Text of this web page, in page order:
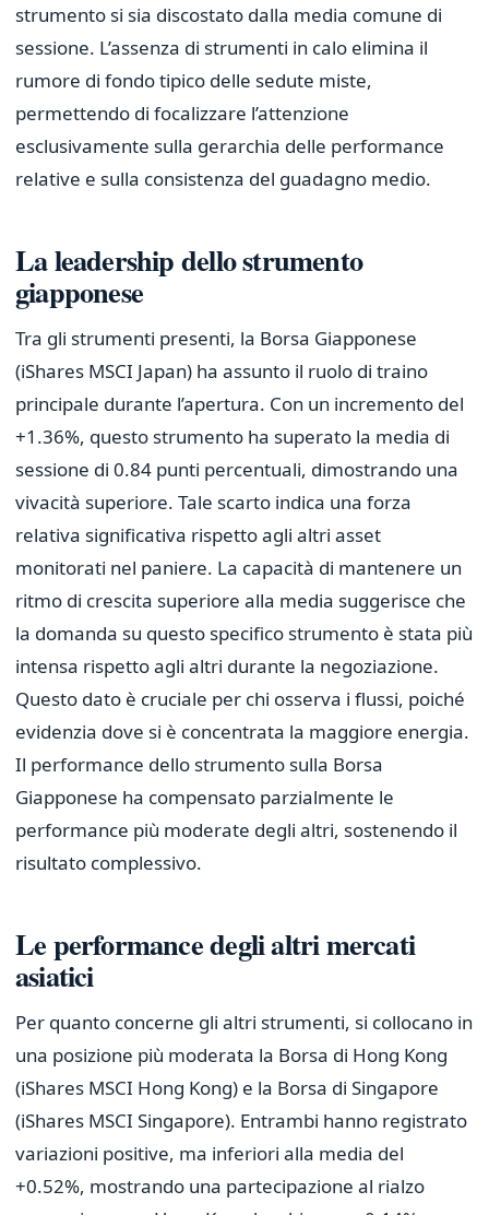
strumento si sia discostato dalla media comune di
sessione. L’assenza di strumenti in calo elimina il
rumore di fondo tipico delle sedute miste,
permettendo di focalizzare l’attenzione
esclusivamente sulla gerarchia delle performance
relative e sulla consistenza del guadagno medio.
La leadership dello strumento
giapponese
Tra gli strumenti presenti, la Borsa Giapponese
(iShares MSCI Japan) ha assunto il ruolo di traino
principale durante l’apertura. Con un incremento del
+1.36%, questo strumento ha superato la media di
sessione di 0.84 punti percentuali, dimostrando una
vivacità superiore. Tale scarto indica una forza
relativa significativa rispetto agli altri asset
monitorati nel paniere. La capacità di mantenere un
ritmo di crescita superiore alla media suggerisce che
la domanda su questo specifico strumento è stata più
intensa rispetto agli altri durante la negoziazione.
Questo dato è cruciale per chi osserva i flussi, poiché
evidenzia dove si è concentrata la maggiore energia.
Il performance dello strumento sulla Borsa
Giapponese ha compensato parzialmente le
performance più moderate degli altri, sostenendo il
risultato complessivo.
Le performance degli altri mercati
asiatici
Per quanto concerne gli altri strumenti, si collocano in
una posizione più moderata la Borsa di Hong Kong
(iShares MSCI Hong Kong) e la Borsa di Singapore
(iShares MSCI Singapore). Entrambi hanno registrato
variazioni positive, ma inferiori alla media del
+0.52%, mostrando una partecipazione al rialzo